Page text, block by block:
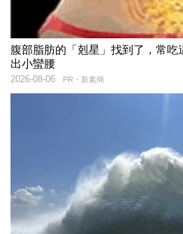
腹部脂肪的「剋星」找到了，常吃
出小蠻腰
PR・新素簡
2026-08-06